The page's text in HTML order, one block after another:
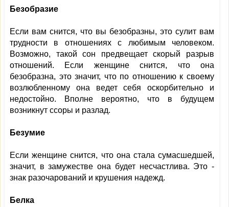
Безобразие
Если вам снится, что вы безобразны, это сулит вам
трудности в отношениях с любимым человеком.
Возможно, такой сон предвещает скорый разрыв
отношений. Если женщине снится, что она
безобразна, это значит, что по отношению к своему
возлюбленному она ведет себя оскорбительно и
недостойно. Вполне вероятно, что в будущем
возникнут ссоры и разлад.
Безумие
Если женщине снится, что она стала сумасшедшей,
значит, в замужестве она будет несчастлива. Это -
знак разочарований и крушения надежд.
Белка